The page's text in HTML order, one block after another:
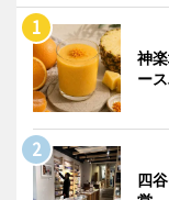
神
ー
四